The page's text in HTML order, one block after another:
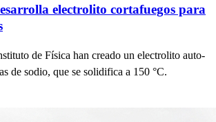
electrolito cortafuegos para
de Física han creado un electrolito auto-
de sodio, que se solidifica a 150 °C.